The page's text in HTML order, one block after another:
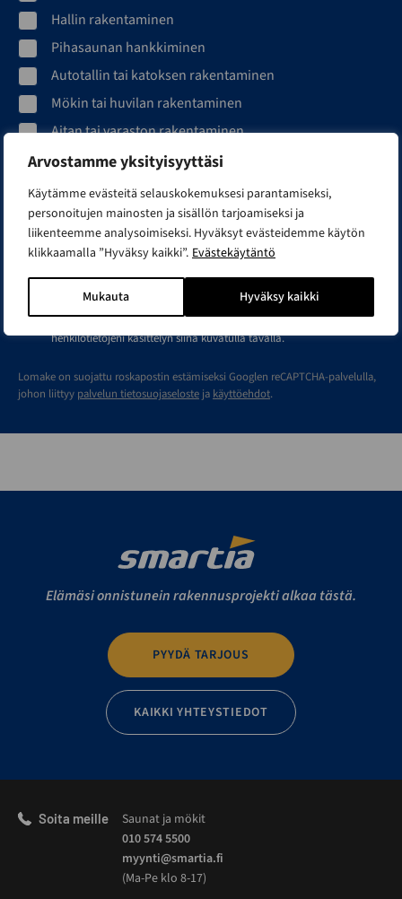
Arvostamme yksityisyyttäsi
Käytämme evästeitä selauskokemuksesi parantamiseksi,
personoitujen mainosten ja sisällön tarjoamiseksi ja
liikenteemme analysoimiseksi. Hyväksyt evästeidemme käytön
klikkaamalla ”Hyväksy kaikki”. Evästekäytäntö
Mukauta Hyväksy kaikki
Hallin rakentaminen
Pihasaunan hankkiminen
Autotallin tai katoksen rakentaminen
Mökin tai huvilan rakentaminen
Aitan tai varaston rakentaminen
Talolaajennuksen rakentaminen
Sähköpostiosoite*
Olen tutustunuttietosuojaselosteeseenja hyväksyn
henkilötietojeni käsittelyn siinä kuvatulla tavalla.
Lomake on suojattu roskapostin estämiseksi Googlen reCAPTCHA-palvelulla,
johon liittyy palvelun tietosuojaseloste ja käyttöehdot.
Elämäsi onnistunein rakennusprojekti alkaa tästä.
PYYDÄ TARJOUS
KAIKKI YHTEYSTIEDOT
Soita meille
Saunat ja mökit
010 574 5500
myynti@smartia.fi
(Ma-Pe klo 8-17)